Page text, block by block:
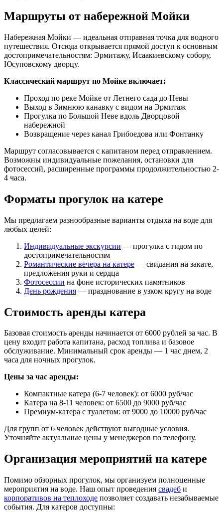
Маршруты от набережной Мойки
Набережная Мойки — идеальная отправная точка для водного
путешествия. Отсюда открывается прямой доступ к основным
достопримечательностям: Эрмитажу, Исаакиевскому собору,
Юсуповскому дворцу.
Классический маршрут по Мойке включает:
Проход по реке Мойке от Летнего сада до Невы
Выход в Зимнюю канавку с видом на Эрмитаж
Прогулка по Большой Неве вдоль Дворцовой
набережной
Возвращение через канал Грибоедова или Фонтанку
Маршрут согласовывается с капитаном перед отправлением.
Возможны индивидуальные пожелания, остановки для
фотосессий, расширенные программы продолжительностью 2-
4 часа.
Форматы прогулок на катере
Мы предлагаем разнообразные варианты отдыха на воде для
любых целей:
Индивидуальные экскурсии — прогулка с гидом по
достопримечательностям
Романтические вечера на катере — свидания на закате,
предложения руки и сердца
Фотосессии на фоне исторических памятников
День рождения — празднование в узком кругу на воде
Стоимость аренды катера
Базовая стоимость аренды начинается от 6000 рублей за час. В
цену входит работа капитана, расход топлива и базовое
обслуживание. Минимальный срок аренды — 1 час днем, 2
часа для ночных прогулок.
Цены за час аренды:
Компактные катера (6-7 человек): от 6000 руб/час
Катера на 8-11 человек: от 6500 до 9000 руб/час
Премиум-катера с туалетом: от 9000 до 10000 руб/час
Для групп от 6 человек действуют выгодные условия.
Уточняйте актуальные цены у менеджеров по телефону.
Организация мероприятий на катере
Помимо обзорных прогулок, мы организуем полноценные
мероприятия на воде. Наш опыт проведения свадеб и
корпоративов на теплоходе позволяет создавать незабываемые
события. Для катеров доступны: